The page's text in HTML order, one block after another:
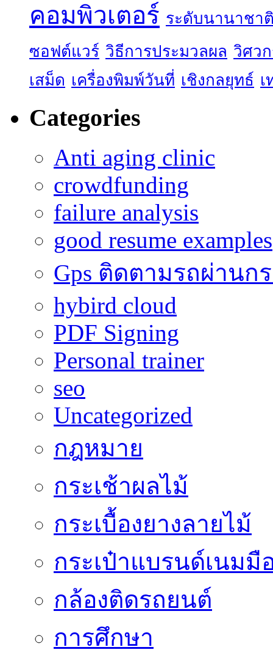
คอมพิวเตอร์ ระดับนานาชา
ซอฟต์แวร์ วิธีการประมวลผล วิศว
เสม็ด เครื่องพิมพ์วันที่ เชิงกลยุทธ์
Categories
Anti aging clinic
crowdfunding
failure analysis
good resume examples
Gps ติดตามรถผ่านก
hybird cloud
PDF Signing
Personal trainer
seo
Uncategorized
กฎหมาย
กระเช้าผลไม้
กระเบื้องยางลายไม้
กระเป๋าแบรนด์เนมมื
กล้องติดรถยนต์
การศึกษา